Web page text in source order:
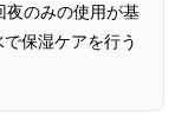
夜のみの使用が基
保湿ケアを行う